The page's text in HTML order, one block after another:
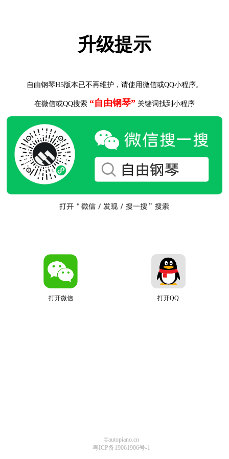
升级提示
自由钢琴H5版本已不再维护，请使用微信或QQ小程序。
在微信或QQ搜索 “自由钢琴” 关键词找到小程序
打开微信 打开QQ
©autopiano.cn
粤ICP备19061906号-1